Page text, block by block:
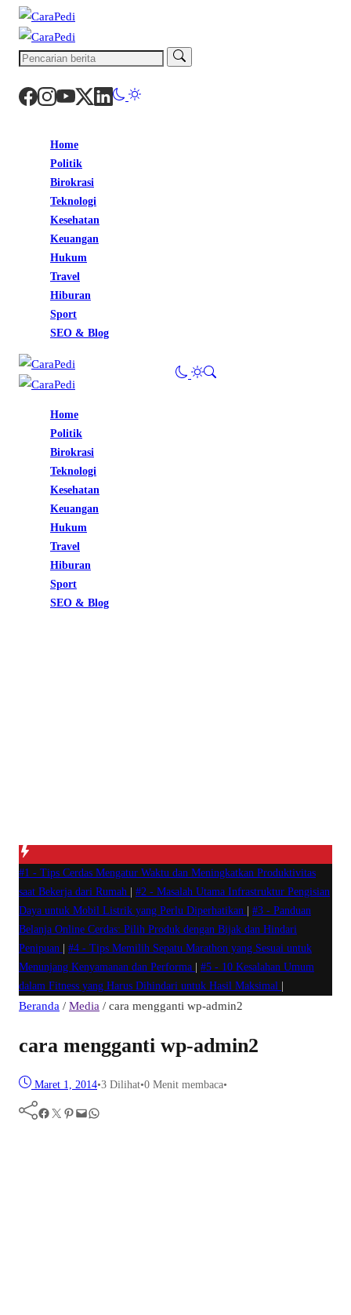
Home
Politik
Birokrasi
Teknologi
Kesehatan
Keuangan
Hukum
Travel
Hiburan
Sport
SEO & Blog
Home
Politik
Birokrasi
Teknologi
Kesehatan
Keuangan
Hukum
Travel
Hiburan
Sport
SEO & Blog
#1 - Tips Cerdas Mengatur Waktu dan Meningkatkan Produktivitas
saat Bekerja dari Rumah
#2 - Masalah Utama Infrastruktur Pengisian
Daya untuk Mobil Listrik yang Perlu Diperhatikan
#3 - Panduan
Belanja Online Cerdas: Pilih Produk dengan Bijak dan Hindari
Penipuan
#4 - Tips Memilih Sepatu Marathon yang Sesuai untuk
Menunjang Kenyamanan dan Performa
#5 - 10 Kesalahan Umum
dalam Fitness yang Harus Dihindari untuk Hasil Maksimal
Beranda / Media / cara mengganti wp-admin2
cara mengganti wp-admin2
Maret 1, 2014•3 Dilihat•0 Menit membaca•
Facebook Twitter Pinterest Mail WhatsApp